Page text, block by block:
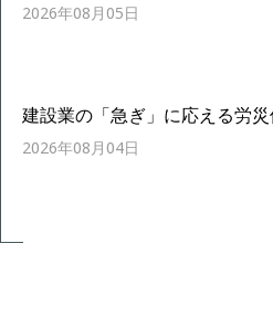
2026年08月05日
建設業の「急ぎ」に応える労
2026年08月04日